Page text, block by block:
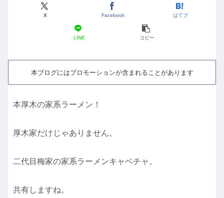
X Facebook はてブ
LINE コピー
本ブログにはプロモーションが含まれることがあります
本厚木の家系ラーメン！
厚木家だけじゃありません。
二代目梅家の家系ラーメンキャベチャ。
共有しますね。